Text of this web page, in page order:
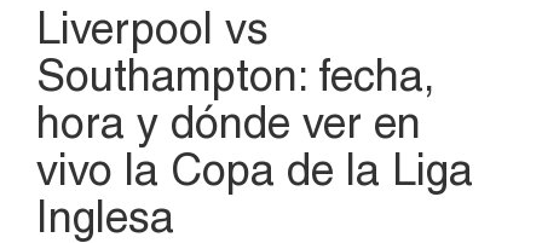
Liverpool vs
Southampton: fecha,
hora y dónde ver en
vivo la Copa de la Liga
Inglesa